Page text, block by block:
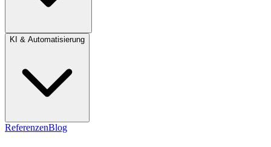
KI & Automatisierung
ReferenzenBlog